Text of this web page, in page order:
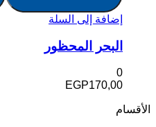
إضافة إلى السلة
البحر المحظور
0
EGP170,00
الأقسام